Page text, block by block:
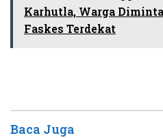
Karhutla, Warga
Faskes Terdekat
Baca Juga